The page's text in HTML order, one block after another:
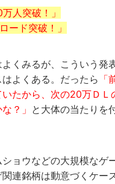
人突破！」
ード突破！」
くみるが、こういう発
よくある。だったら 「
たから、次の20万ＤＬ
？」 と大体の当たりを
ョウなどの大規模なゲ
連銘柄は動意づくケー